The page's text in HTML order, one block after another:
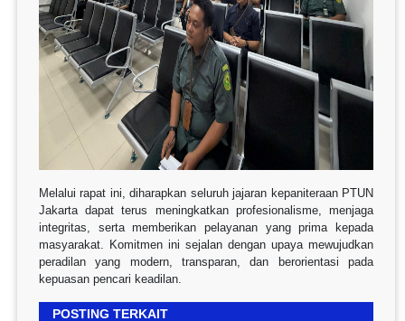
Melalui rapat ini, diharapkan seluruh jajaran kepaniteraan PTUN
Jakarta dapat terus meningkatkan profesionalisme, menjaga
integritas, serta memberikan pelayanan yang prima kepada
masyarakat. Komitmen ini sejalan dengan upaya mewujudkan
peradilan yang modern, transparan, dan berorientasi pada
kepuasan pencari keadilan.
POSTING TERKAIT